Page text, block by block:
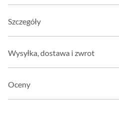
Szczegóły
Wysyłka, dostawa i zwrot
Oceny